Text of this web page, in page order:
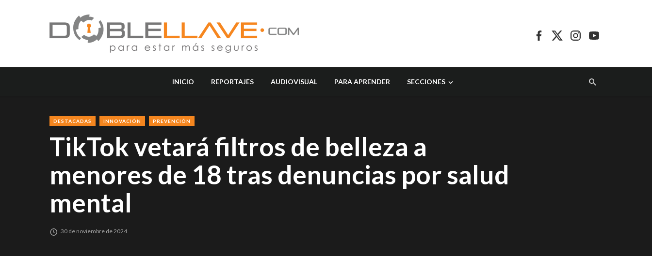
INICIO REPORTAJES AUDIOVISUAL PARA APRENDER SECCIONES
DESTACADAS INNOVACIÓN PREVENCIÓN
TikTok vetará filtros de belleza a
menores de 18 tras denuncias por salud
mental
30 de noviembre de 2024